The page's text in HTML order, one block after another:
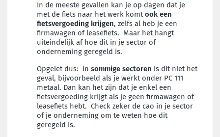
In de meeste gevallen kan je op dagen dat je
met de fiets naar het werk komt ook een
fietsvergoeding krijgen, zelfs al heb je een
firmawagen of leasefiets. Maar het hangt
uiteindelijk af hoe dit in je sector of
onderneming geregeld is.
Opgelet dus: in sommige sectoren is dit niet het
geval, bijvoorbeeld als je werkt onder PC 111
metaal. Dan kan het zijn dat je enkel een
fietsvergoeding krijgt als je geen firmawagen of
leasefiets hebt. Check zeker de cao in je sector
of je onderneming om te weten hoe dit
geregeld is.